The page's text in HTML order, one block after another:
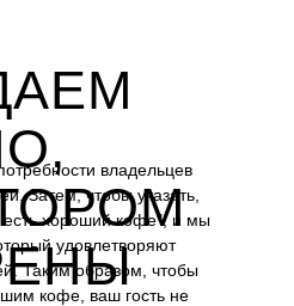
владельцев
Затем, чтобы указать,
есть хороший кофе", и мы
удовлетворяют
Таким образом, чтобы
кофе, ваш гость не